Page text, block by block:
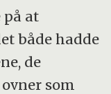
at
både hadde
de
som